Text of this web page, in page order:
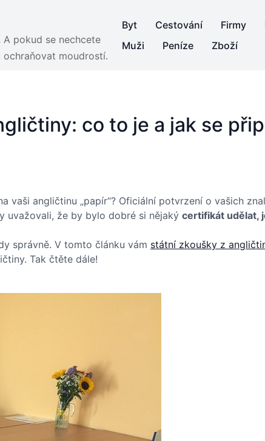
pokud se nechcete
moudrostí.
Byt Cestování Firmy
Muži
Peníze Zboží
co to je a jak se
vaši angličtinu „papír“? Oficiální potvrzení o vašich
uvažovali, že by bylo dobré si nějaký certifikát udělat,
správně. V tomto článku vám státní zkoušky z
Tak čtěte dále!